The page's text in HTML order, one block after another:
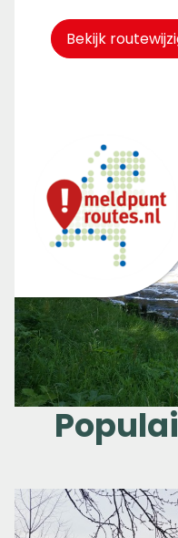
Bekijk